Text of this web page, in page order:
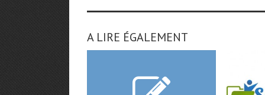
A LIRE ÉGALEMENT